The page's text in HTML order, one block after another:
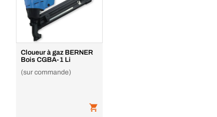
Cloueur à gaz BERNER
Bois CGBA-1 Li
(sur commande)